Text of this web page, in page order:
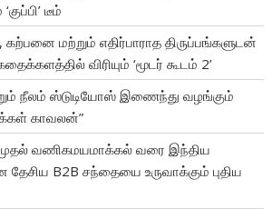
டீம்
கற்பனை மற்றும் எதிர்பாராத திருப்பங்களுடன்
விரியும் ‘மூடர் கூடம் 2’
நீலம் ஸ்டுடியோஸ் இணைந்து வழங்கும்
காவலன்”
வணிகமயமாக்கல் வரை இந்திய
B2B சந்தையை உருவாக்கும் புதிய